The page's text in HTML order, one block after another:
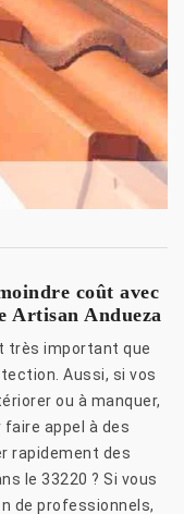
coût avec
Artisan Andueza
très important que
Aussi, si vos
ou à manquer,
appel à des
rapidement des
le 33220 ? Si vous
de professionnels,